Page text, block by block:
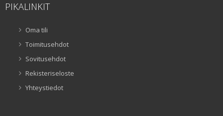
PIKALINKIT
Oma tili
Toimitusehdot
Sovitusehdot
Rekisteriseloste
Yhteystiedot